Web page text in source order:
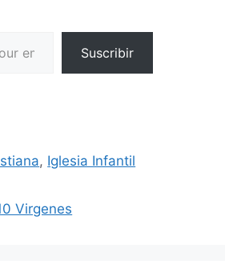
Suscribir
, Iglesia Infantil
Virgenes